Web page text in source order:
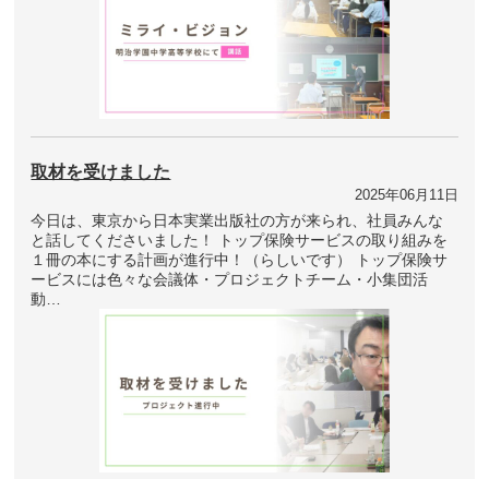
取材を受けました
2025年06月11日
今日は、東京から日本実業出版社の方が来られ、社員みんな
と話してくださいました！ トップ保険サービスの取り組みを
１冊の本にする計画が進行中！（らしいです） トップ保険サ
ービスには色々な会議体・プロジェクトチーム・小集団活
動…